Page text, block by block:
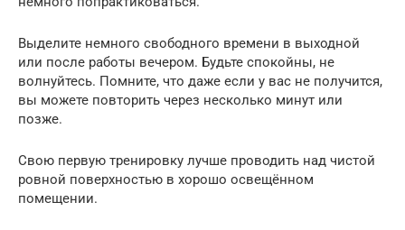
Выделите немного свободного времени в выходной
или после работы вечером. Будьте спокойны, не
волнуйтесь. Помните, что даже если у вас не получится,
вы можете повторить через несколько минут или
позже.
Свою первую тренировку лучше проводить над чистой
ровной поверхностью в хорошо освещённом
помещении.